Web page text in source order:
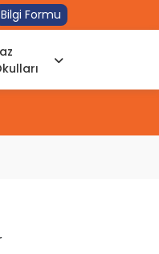
Bilgi Formu